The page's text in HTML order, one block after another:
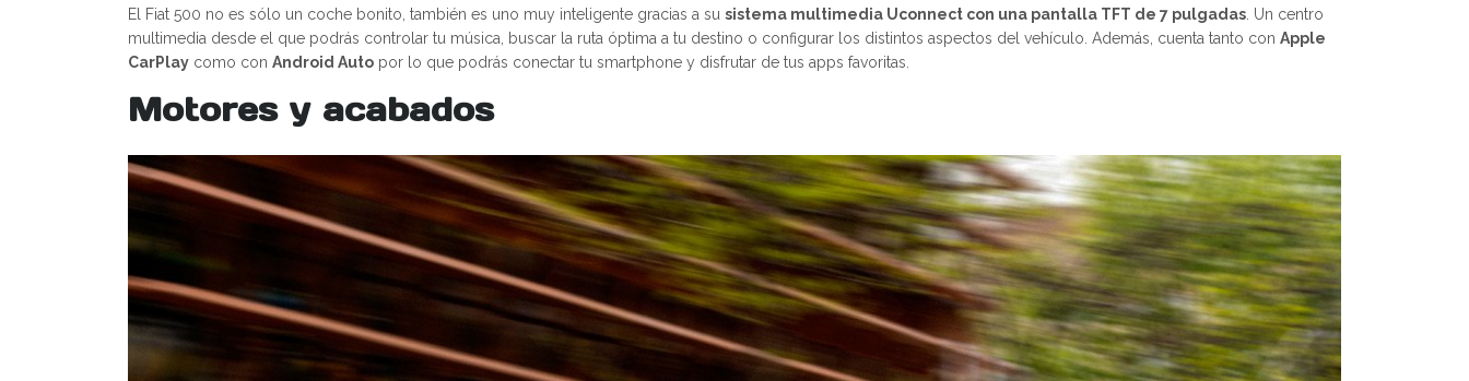
El Fiat 500 no es sólo un coche bonito, también es uno muy inteligente gracias a su sistema multimedia Uconnect con una pantalla TFT de 7 pulgadas. Un centro
multimedia desde el que podrás controlar tu música, buscar la ruta óptima a tu destino o configurar los distintos aspectos del vehículo. Además, cuenta tanto con Apple
CarPlay como con Android Auto por lo que podrás conectar tu smartphone y disfrutar de tus apps favoritas.
Motores y acabados